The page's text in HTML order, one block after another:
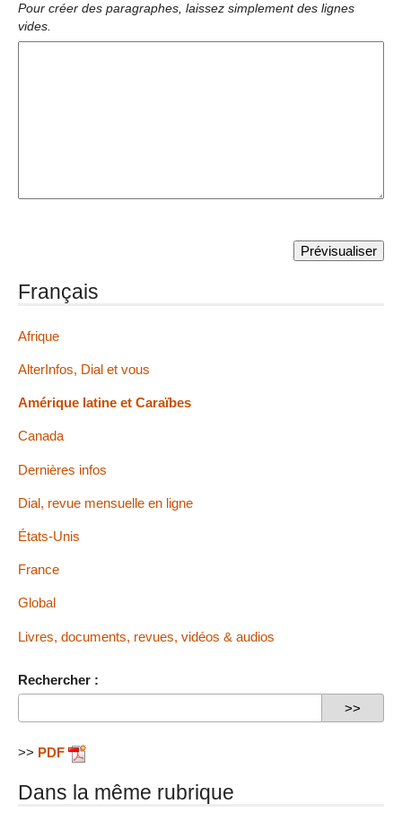
Pour créer des paragraphes, laissez simplement des lignes
vides.
Français
Afrique
AlterInfos, Dial et vous
Amérique latine et Caraïbes
Canada
Dernières infos
Dial, revue mensuelle en ligne
États-Unis
France
Global
Livres, documents, revues, vidéos & audios
Rechercher :
>> PDF
Dans la même rubrique